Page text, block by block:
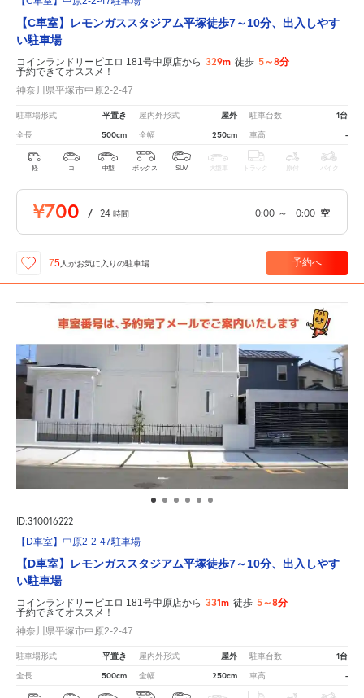
【C車室】レモンガススタジアム平塚徒歩7～10分、出入しやす
い駐車場
コインランドリーピエロ 181号中原店から 329m 徒歩 5～8分
予約できてオススメ！
神奈川県平塚市中原2-2-47
駐車場形式 平置き 屋内外形式 屋外 駐車台数 1台
全長 500cm 全幅 250cm 車高 -
軽 コ 中型 ボックス SUV 大型車 トラック 原付 バイク
¥700 / 24 時間 0:00 ～ 0:00 空
75 人がお気に入りの駐車場 予約へ
ID:310016222
【D車室】中原2-2-47駐車場
【D車室】レモンガススタジアム平塚徒歩7～10分、出入しやす
い駐車場
コインランドリーピエロ 181号中原店から 331m 徒歩 5～8分
予約できてオススメ！
神奈川県平塚市中原2-2-47
駐車場形式 平置き 屋内外形式 屋外 駐車台数 1台
全長 500cm 全幅 250cm 車高 -